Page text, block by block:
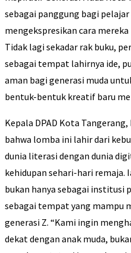
sebagai panggung bagi pelajar
mengekspresikan cara
Tidak lagi sekadar rak buku,
sebagai tempat lahirnya ide,
aman bagi generasi muda
bentuk-bentuk kreatif baru
Kepala DPAD Kota
bahwa lomba ini lahir dari
dunia literasi dengan dunia
kehidupan sehari-hari
bukan hanya sebagai institusi
sebagai tempat yang mampu
generasi Z. “Kami ingin
dekat dengan anak muda,